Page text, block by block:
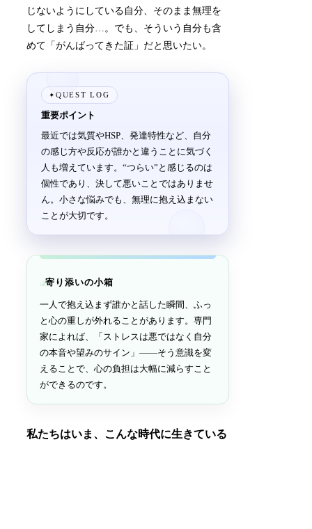
じないようにしている自分、そのまま無理を
してしまう自分…。でも、そういう自分も含
めて「がんばってきた証」だと思いたい。
✦QUEST LOG
重要ポイント
最近では気質やHSP、発達特性など、自分
の感じ方や反応が誰かと違うことに気づく
人も増えています。“つらい”と感じるのは
個性であり、決して悪いことではありませ
ん。小さな悩みでも、無理に抱え込まない
ことが大切です。
寄り添いの小箱
一人で抱え込まず誰かと話した瞬間、ふっ
と心の重しが外れることがあります。専門
家によれば、「ストレスは悪ではなく自分
の本音や望みのサイン」——そう意識を変
えることで、心の負担は大幅に減らすこと
ができるのです。
私たちはいま、こんな時代に生きている